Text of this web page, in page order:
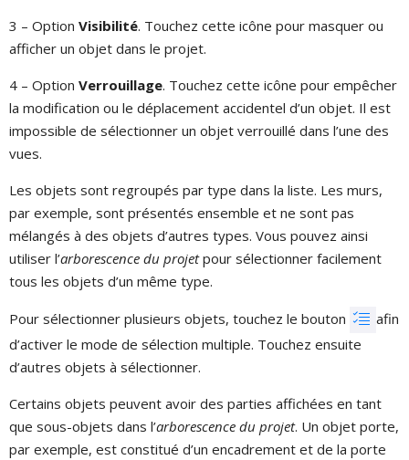
3 – Option Visibilité. Touchez cette icône pour masquer ou
afficher un objet dans le projet.
4 – Option Verrouillage. Touchez cette icône pour empêcher
la modification ou le déplacement accidentel d’un objet. Il est
impossible de sélectionner un objet verrouillé dans l’une des
vues.
Les objets sont regroupés par type dans la liste. Les murs,
par exemple, sont présentés ensemble et ne sont pas
mélangés à des objets d’autres types. Vous pouvez ainsi
utiliser l’arborescence du projetpour sélectionner facilement
tous les objets d’un même type.
Pour sélectionner plusieurs objets, touchez le bouton
afin
d’activer le mode de sélection multiple. Touchez ensuite
d’autres objets à sélectionner.
Certains objets peuvent avoir des parties affichées en tant
que sous-objets dans l’arborescence du projet. Un objet porte,
par exemple, est constitué d’un encadrement et de la porte